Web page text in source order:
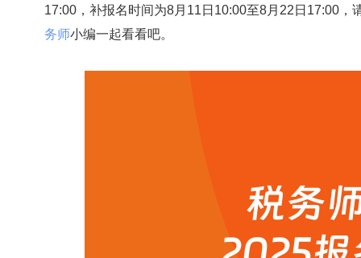
17:00，补报名时间为8月11日10:00至8月22日17:00，
务师小编一起看看吧。